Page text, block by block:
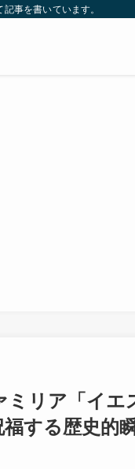
事を書いています。
ミリア「イエ
する歴史的